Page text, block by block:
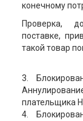
конечному
Проверка,
поставке,
такой товар
3.
плательщика
4.